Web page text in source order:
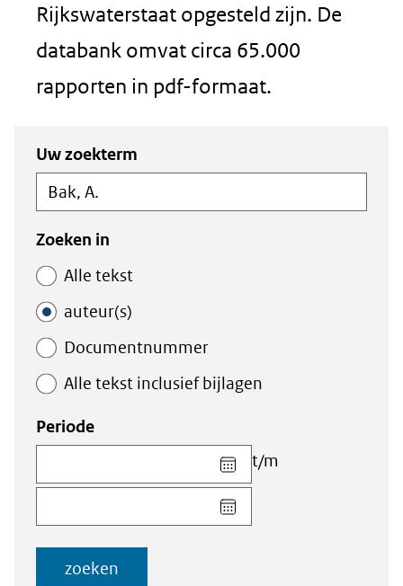
Rijkswaterstaat opgesteld zijn. De
databank omvat circa 65.000
rapporten in pdf-formaat.
Zoeken
in
de
index
Zoeken
binnen
de
index
Uw zoekterm
Zoeken in
Alle tekst
auteur(s)
Documentnummer
Alle tekst inclusief bijlagen
Periode
Kies
datum
voor
veld
t/m
Kies
datum
zoeken